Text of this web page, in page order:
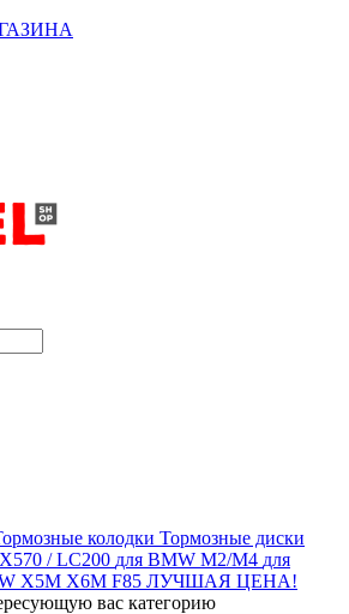
колодки Тормозные диски
/ LC200 для BMW M2/M4 для
X5M X6M F85 ЛУЧШАЯ ЦЕНА!
вас категорию